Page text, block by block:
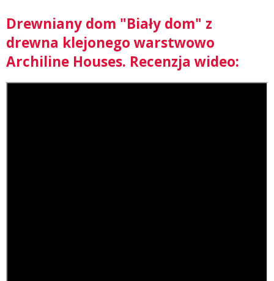
Drewniany dom "Biały dom" z
drewna klejonego warstwowo
Archiline Houses. Recenzja wideo: